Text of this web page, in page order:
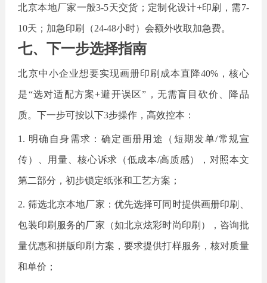
北京本地厂家一般3-5天交货；定制化设计+印刷，需7-
10天；加急印刷（24-48小时）会额外收取加急费。
七、下一步选择指南
北京中小企业想要实现画册印刷成本直降40%，核心
是“选对适配方案+避开误区”，无需盲目砍价、降品
质。下一步可按以下3步操作，高效控本：
1. 明确自身需求：确定画册用途（短期发单/常规宣
传）、用量、核心诉求（低成本/高质感），对照本文
第二部分，初步锁定纸张和工艺方案；
2. 筛选北京本地厂家：优先选择可同时提供画册印刷、
包装印刷服务的厂家（如北京炫彩时尚印刷），咨询批
量优惠和拼版印刷方案，要求提供打样服务，核对质量
和单价；